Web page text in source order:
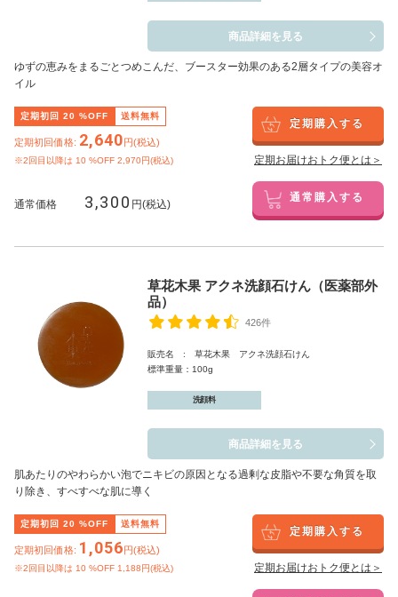
商品詳細を見る
ゆずの恵みをまるごとつめこんだ、ブースター効果のある2層タイプの美容オ
イル
定期初回 20 %OFF 送料無料
定期初回価格: 2,640円(税込)
※2回目以降は 10 %OFF 2,970円(税込)
定期購入する
定期お届けおトク便とは＞
通常価格 3,300 円(税込) 通常購入する
草花木果 アクネ洗顔石けん（医薬部外
品）
426件
販売名 : 草花木果 アクネ洗顔石けん
標準重量：100g
洗顔料
商品詳細を見る
肌あたりのやわらかい泡でニキビの原因となる過剰な皮脂や不要な角質を取
り除き、すべすべな肌に導く
定期初回 20 %OFF 送料無料
定期初回価格: 1,056円(税込)
※2回目以降は 10 %OFF 1,188円(税込)
定期購入する
定期お届けおトク便とは＞